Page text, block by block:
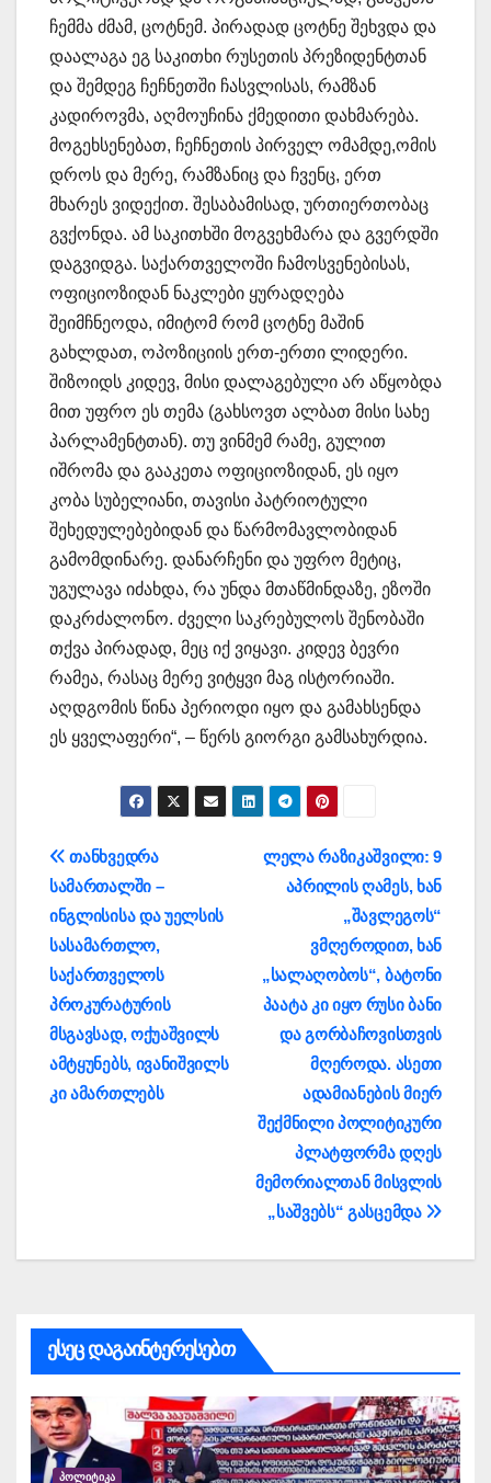
ჩემმა ძმამ, ცოტნემ. პირადად ცოტნე შეხვდა და
დაალაგა ეგ საკითხი რუსეთის პრეზიდენტთან
და შემდეგ ჩეჩნეთში ჩასვლისას, რამზან
კადიროვმა, აღმოუჩინა ქმედითი დახმარება.
მოგეხსენებათ, ჩეჩნეთის პირველ ომამდე,ომის
დროს და მერე, რამზანიც და ჩვენც, ერთ
მხარეს ვიდექით. შესაბამისად, ურთიერთობაც
გვქონდა. ამ საკითხში მოგვეხმარა და გვერდში
დაგვიდგა. საქართველოში ჩამოსვენებისას,
ოფიციოზიდან ნაკლები ყურადღება
შეიმჩნეოდა, იმიტომ რომ ცოტნე მაშინ
გახლდათ, ოპოზიციის ერთ-ერთი ლიდერი.
შიზოიდს კიდევ, მისი დალაგებული არ აწყობდა
მით უფრო ეს თემა (გახსოვთ ალბათ მისი სახე
პარლამენტთან). თუ ვინმემ რამე, გულით
იშრომა და გააკეთა ოფიციოზიდან, ეს იყო
კობა სუბელიანი, თავისი პატრიოტული
შეხედულებებიდან და წარმომავლობიდან
გამომდინარე. დანარჩენი და უფრო მეტიც,
უგულავა იძახდა, რა უნდა მთაწმინდაზე, ეზოში
დაკრძალონო. ძველი საკრებულოს შენობაში
თქვა პირადად, მეც იქ ვიყავი. კიდევ ბევრი
რამეა, რასაც მერე ვიტყვი მაგ ისტორიაში.
აღდგომის წინა პერიოდი იყო და გამახსენდა
ეს ყველაფერი“, – წერს გიორგი გამსახურდია.
პოსტის
ნავიგაცია
ლელა რაზიკაშვილი: 9
აპრილის ღამეს, ხან
„შავლეგოს“
ვმღეროდით, ხან
„სალაღობოს“, ბატონი
პაატა კი იყო რუსი ბანი
და გორბაჩოვისთვის
მღეროდა. ასეთი
ადამიანების მიერ
შექმნილი პოლიტიკური
პლატფორმა დღეს
მემორიალთან მისვლის
„საშვებს“ გასცემდა
თანხვედრა
სამართალში –
ინგლისისა და უელსის
სასამართლო,
საქართველოს
პროკურატურის
მსგავსად, ოქუაშვილს
ამტყუნებს, ივანიშვილს
კი ამართლებს
ესეც დაგაინტერესებთ
ᲞᲝᲚᲘᲢᲘᲙᲐ